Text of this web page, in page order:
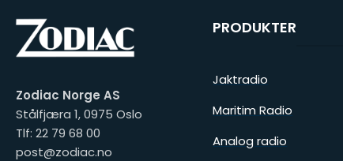
Zodiac Norge AS
Stålfjæra 1, 0975 Oslo
Tlf: 22 79 68 00
post@zodiac.no
PRODUKTER
Jaktradio
Maritim Radio
Analog radio